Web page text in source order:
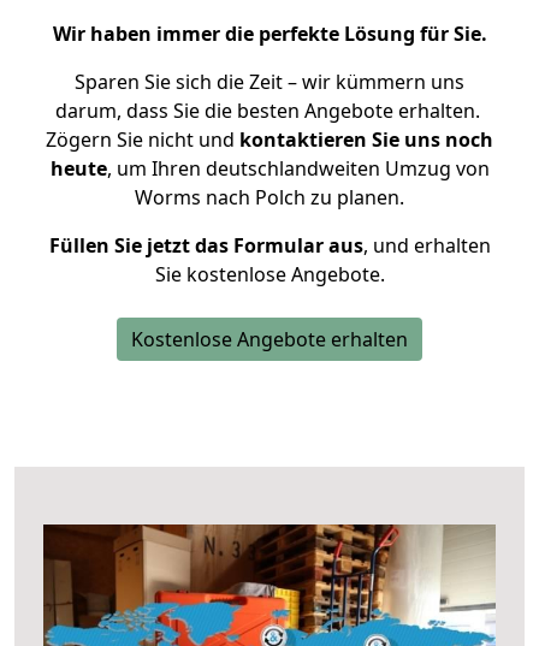
Wir haben immer die perfekte Lösung für Sie.
Sparen Sie sich die Zeit – wir kümmern uns
darum, dass Sie die besten Angebote erhalten.
Zögern Sie nicht und kontaktieren Sie uns noch
heute, um Ihren deutschlandweiten Umzug von
Worms nach Polch zu planen.
Füllen Sie jetzt das Formular aus, und erhalten
Sie kostenlose Angebote.
Kostenlose Angebote erhalten